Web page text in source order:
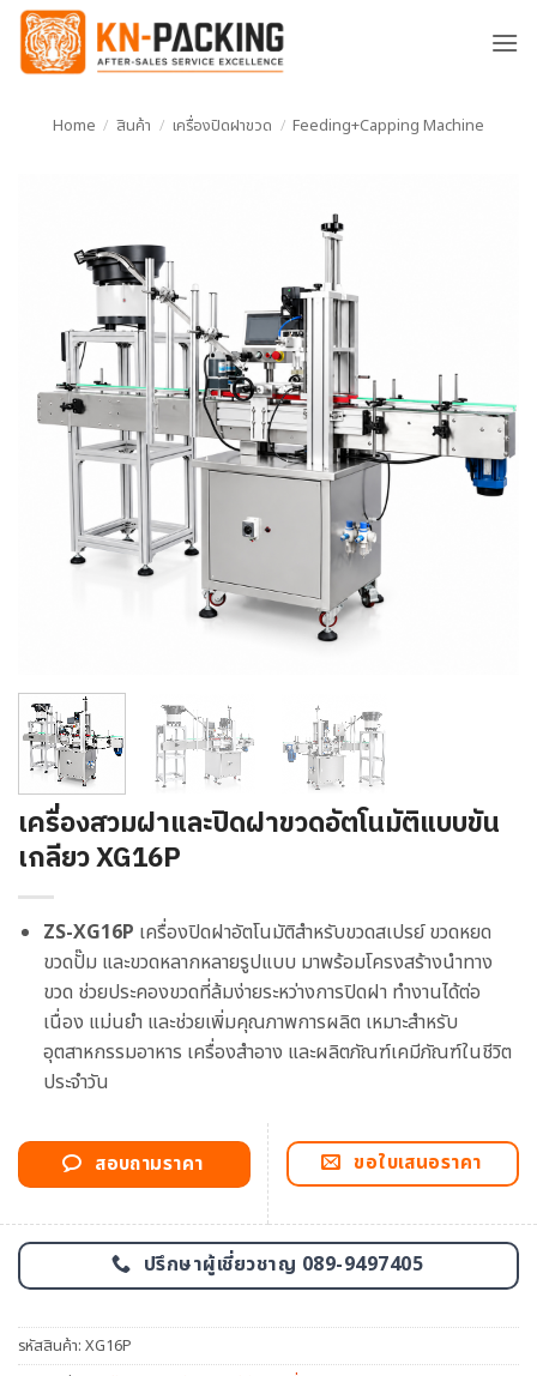
ข้าม
ยัง
Home / สินค้า / เครื่องปิดฝาขวด / Feeding+Capping Machine
เครื่องสวมฝาและปิดฝาขวดอัตโนมัติแบบขัน
เกลียว XG16P
ZS-XG16P เครื่องปิดฝาอัตโนมัติสำหรับขวดสเปรย์ ขวดหยด
ขวดปั๊ม และขวดหลากหลายรูปแบบ มาพร้อมโครงสร้างนำทาง
ขวด ช่วยประคองขวดที่ล้มง่ายระหว่างการปิดฝา ทำงานได้ต่อ
เนื่อง แม่นยำ และช่วยเพิ่มคุณภาพการผลิต เหมาะสำหรับ
อุตสาหกรรมอาหาร เครื่องสำอาง และผลิตภัณฑ์เคมีภัณฑ์ในชีวิต
ประจำวัน
สอบถามราคา ขอใบเสนอราคา
ปรึกษาผู้เชี่ยวชาญ 089-9497405
รหัสสินค้า: XG16P